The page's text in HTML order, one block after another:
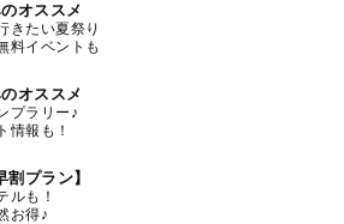
オススメ
きたい夏祭り
料イベントも
オススメ
プラリー♪
情報も！
プラン】
ルも！
お得♪